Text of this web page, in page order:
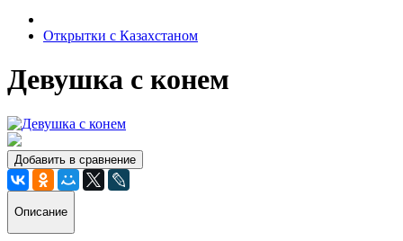
Открытки с Казахстаном
Девушка с конем
Добавить в сравнение
Описание